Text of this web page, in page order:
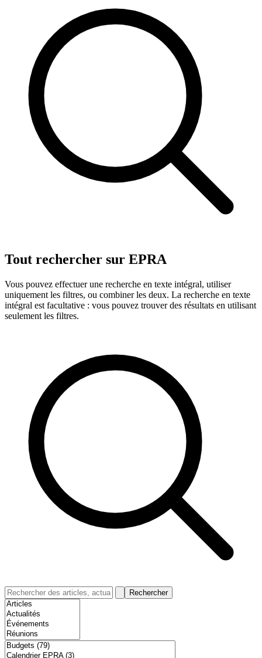
Tout rechercher sur EPRA
Vous pouvez effectuer une recherche en texte intégral, utiliser
uniquement les filtres, ou combiner les deux. La recherche en texte
intégral est facultative : vous pouvez trouver des résultats en utilisant
seulement les filtres.
Rechercher